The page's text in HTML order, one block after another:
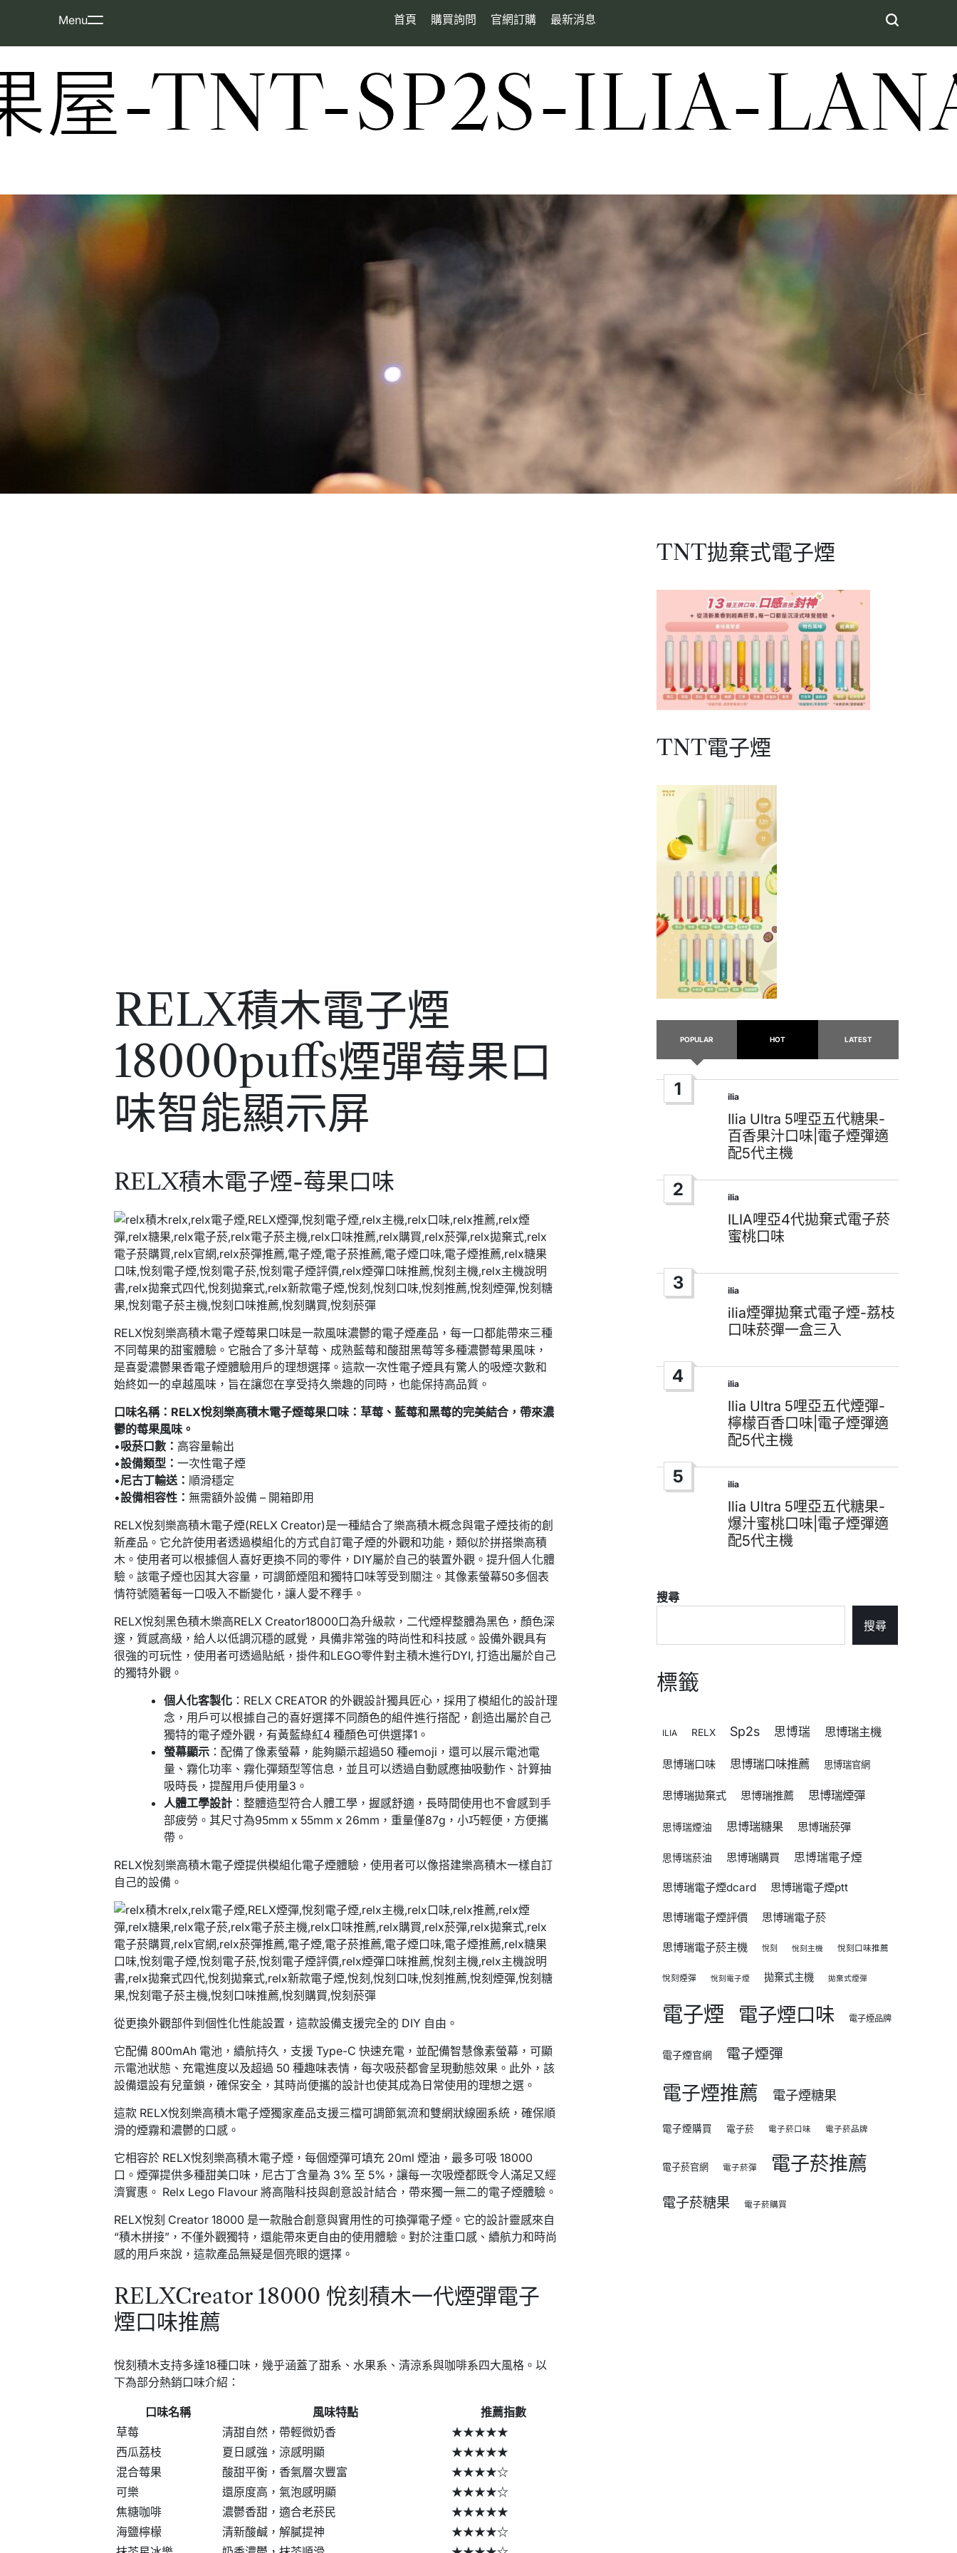
Menu 首頁 購買詢問 官網訂購 最新消息
屋-TNT-SP2S-ILIA-
RELX積木電子煙
18000puffs煙彈莓果口
味智能顯示屏
RELX積木電子煙-莓果口味
RELX悅刻樂高積木電子煙莓果口味是一款風味濃鬱的電子煙產品，每一口都能帶來三種
不同莓果的甜蜜體驗。它融合了多汁草莓、成熟藍莓和酸甜黑莓等多種濃鬱莓果風味，
是喜愛濃鬱果香電子煙體驗用戶的理想選擇。這款一次性電子煙具有驚人的吸煙次數和
始終如一的卓越風味，旨在讓您在享受持久樂趣的同時，也能保持高品質。
口味名稱：RELX悅刻樂高積木電子煙莓果口味：草莓、藍莓和黑莓的完美結合，帶來濃
鬱的莓果風味。
•吸菸口數： 高容量輸出
•設備類型：一次性電子煙
•尼古丁輸送： 順滑穩定
•設備相容性：無需額外設備 – 開箱即用
RELX悅刻樂高積木電子煙(RELX Creator)是一種結合了樂高積木概念與電子煙技術的創
新產品。它允許使用者透過模組化的方式自訂電子煙的外觀和功能，類似於拼搭樂高積
木。使用者可以根據個人喜好更換不同的零件，DIY屬於自己的裝置外觀。提升個人化體
驗。該電子煙也因其大容量，可調節煙阻和獨特口味等受到關注。其像素螢幕50多個表
情符號隨著每一口吸入不斷變化，讓人愛不釋手。
RELX悅刻黑色積木樂高RELX Creator18000口為升級款，二代煙桿整體為黑色，顏色深
邃，質感高級，給人以低調沉穩的感覺，具備非常強的時尚性和科技感。設備外觀具有
很強的可玩性，使用者可透過貼紙，掛件和LEGO零件對主積木進行DYI, 打造出屬於自己
的獨特外觀。
個人化客製化 ：RELX CREATOR 的外觀設計獨具匠心，採用了模組化的設計理
念，用戶可以根據自己的喜好選擇不同顏色的組件進行搭配，創造出屬於自己
獨特的電子煙外觀，有黃藍綠紅4 種顏色可供選擇1 。
螢幕顯示 ：配備了像素螢幕，能夠顯示超過50 種emoji，還可以展示電池電
量、霧化功率、霧化彈類型等信息，並且可以透過自動感應抽吸動作、計算抽
吸時長，提醒用戶使用量3 。
人體工學設計 ：整體造型符合人體工學，握感舒適，長時間使用也不會感到手
部疲勞。其尺寸為95mm x 55mm x 26mm，重量僅87g，小巧輕便，方便攜
帶。
RELX悅刻樂高積木電子煙提供模組化電子煙體驗，使用者可以像搭建樂高積木一樣自訂
自己的設備。
從更換外觀部件到個性化性能設置，這款設備支援完全的 DIY 自由。
它配備 800mAh 電池，續航持久，支援 Type-C 快速充電，並配備智慧像素螢幕，可顯
示電池狀態、充電進度以及超過 50 種趣味表情，每次吸菸都會呈現動態效果。此外，該
設備還設有兒童鎖，確保安全，其時尚便攜的設計也使其成為日常使用的理想之選。
這款 RELX悅刻樂高積木電子煙獨家產品支援三檔可調節氣流和雙網狀線圈系統，確保順
滑的煙霧和濃鬱的口感。
它相容於 RELX悅刻樂高積木電子煙，每個煙彈可填充 20ml 煙油，最多可吸 18000
口。煙彈提供多種甜美口味，尼古丁含量為 3% 至 5%，讓每一次吸煙都既令人滿足又經
濟實惠。 Relx Lego Flavour 將高階科技與創意設計結合，帶來獨一無二的電子煙體驗。
RELX悅刻 Creator 18000 是一款融合創意與實用性的可換彈電子煙。它的設計靈感來自
“積木拼接”，不僅外觀獨特，還能帶來更自由的使用體驗。對於注重口感、續航力和時尚
感的用戶來說，這款產品無疑是個亮眼的選擇。
RELXCreator 18000 悅刻積木一代煙彈電子
煙口味推薦
悅刻積木支持多達18種口味，幾乎涵蓋了甜系、水果系、清涼系與咖啡系四大風格。以
下為部分熱銷口味介紹：
口味名稱 風味特點
推薦指數
草莓
清甜自然，帶輕微奶香
★★★★★
西瓜荔枝
夏日感強，涼感明顯
★★★★★
混合莓果
酸甜平衡，香氣層次豐富
★★★★☆
可樂
還原度高，氣泡感明顯
★★★★☆
焦糖咖啡
濃鬱香甜，適合老菸民
★★★★★
海鹽檸檬
清新酸鹹，解膩提神
★★★★☆
TNT拋棄式電子煙
TNT電子煙
POPULAR HOT LATEST
1
Posted
in
ilia
Ilia Ultra 5哩亞五代糖果-
百香果汁口味|電子煙彈適
配5代主機
2
Posted
in
ilia
ILIA哩亞4代拋棄式電子菸
蜜桃口味
3
Posted
in
ilia
ilia煙彈拋棄式電子煙-荔枝
口味菸彈一盒三入
4
Posted
in
ilia
Ilia Ultra 5哩亞五代煙彈-
檸檬百香口味|電子煙彈適
配5代主機
5
Posted
in
ilia
Ilia Ultra 5哩亞五代糖果-
爆汁蜜桃口味|電子煙彈適
配5代主機
搜尋
搜尋
標籤
ILIA RELX Sp2s 思博瑞 思博瑞主機
思博瑞口味 思博瑞口味推薦 思博瑞官網
思博瑞拋棄式 思博瑞推薦 思博瑞煙彈
思博瑞煙油 思博瑞糖果 思博瑞菸彈
思博瑞菸油 思博瑞購買 思博瑞電子煙
思博瑞電子煙dcard 思博瑞電子煙ptt
思博瑞電子煙評價 思博瑞電子菸
思博瑞電子菸主機 悅刻 悅刻主機 悅刻口味推薦
悅刻煙彈 悅刻電子煙 拋棄式主機 拋棄式煙彈
電子煙 電子煙口味 電子煙品牌
電子煙官網 電子煙彈
電子煙推薦 電子煙糖果
電子煙購買 電子菸 電子菸口味 電子菸品牌
電子菸官網 電子菸彈 電子菸推薦
電子菸糖果 電子菸購買